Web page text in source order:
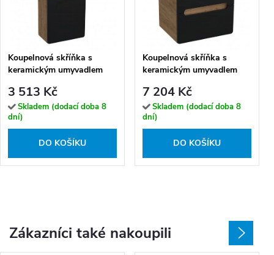
Koupelnová skříňka s
keramickým umyvadlem
3 513 Kč
Skladem (dodací doba 8
dní)
DO KOŠÍKU
Koupelnová skříňka s
keramickým umyvadlem
7 204 Kč
Skladem (dodací doba 8
dní)
DO KOŠÍKU
Zákazníci také nakoupili